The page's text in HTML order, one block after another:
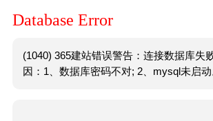
Database Error
(1040) 365建站错误警告：连接数据库失
因：1、数据库密码不对; 2、mysql未启动